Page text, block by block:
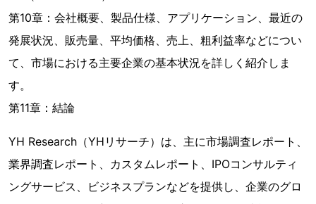
第10章：会社概要、製品仕様、アプリケーション、最近の
発展状況、販売量、平均価格、売上、粗利益率などについ
て、市場における主要企業の基本状況を詳しく紹介しま
す。
第11章：結論
YH Research（YHリサーチ）は、主に市場調査レポート、
業界調査レポート、カスタムレポート、IPOコンサルティ
ングサービス、ビジネスプランなどを提供し、企業のグロ